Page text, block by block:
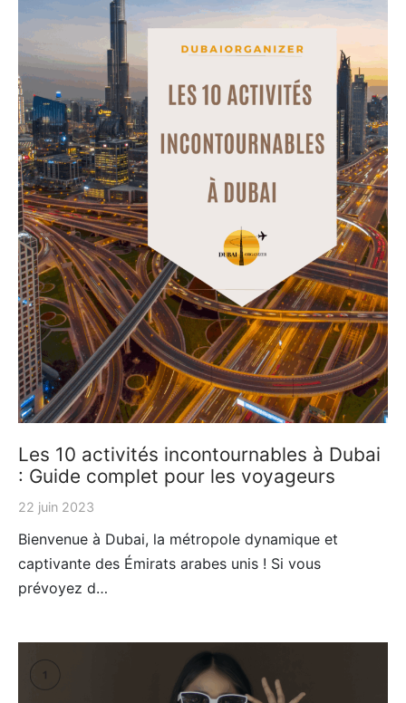
Les 10 activités incontournables à Dubai
: Guide complet pour les voyageurs
22 juin 2023
Bienvenue à Dubai, la métropole dynamique et
captivante des Émirats arabes unis ! Si vous
prévoyez d…